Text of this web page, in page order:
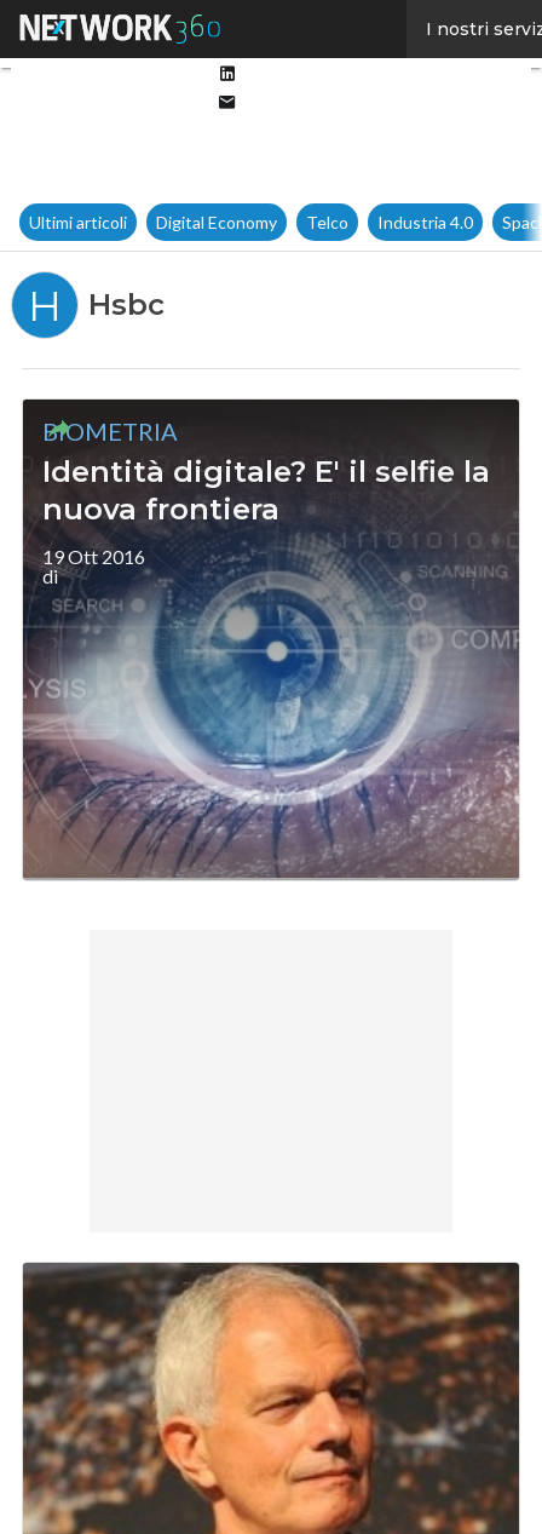
I nostri
Ultimi articoli Digital Economy Telco Industria 4.0
H Hsbc
BIOMETRIA
Identità digitale? E' il selfie la
nuova frontiera
19 Ott 2016
di